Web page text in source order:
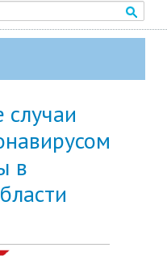
случаи
в